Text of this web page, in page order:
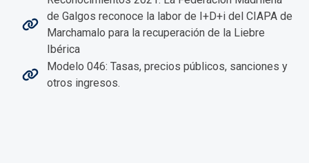
de Galgos reconoce la labor de I+D+i del CIAPA de
Marchamalo para la recuperación de la Liebre
Ibérica
Modelo 046: Tasas, precios públicos, sanciones y
otros ingresos.